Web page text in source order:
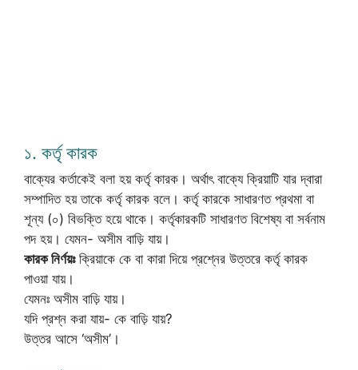
১. কর্তৃ কারক
বাক্যের কর্তাকেই বলা হয় কর্তৃ কারক। অর্থাৎ বাক্যে ক্রিয়াটি যার দ্বারা
সম্পাদিত হয় তাকে কর্তৃ কারক বলে। কর্তৃ কারকে সাধারণত প্রথমা বা
শূন্য (০) বিভক্তি হয়ে থাকে। কর্তৃকারকটি সাধারণত বিশেষ্য বা সর্বনাম
পদ হয়। যেমন- অসীম বাড়ি যায়।
কারক নির্ণয়ঃক্রিয়াকে কে বা কারা দিয়ে প্রশ্নের উত্তরে কর্তৃ কারক
পাওয়া যায়।
যেমনঃ অসীম বাড়ি যায়।
যদি প্রশ্ন করা যায়- কে বাড়ি যায়?
উত্তর আসে ‘অসীম’।